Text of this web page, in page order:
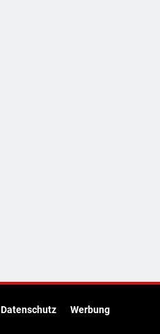
Datenschutz Werbung